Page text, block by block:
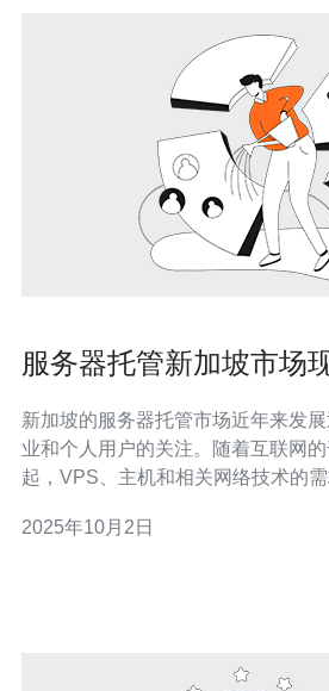
服务器托管新加坡市场
新加坡的服务器托管市场近年来发
业和个人用户的关注。随着互联网
起，VPS、主机和相关网络技术的
可，成为众多用户的首选。 新加坡市场概述 新加坡作为东
2025年10月2日